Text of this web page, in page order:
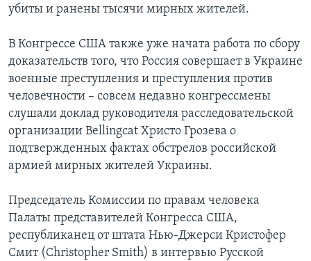
убиты и ранены тысячи мирных жителей.
В Конгрессе США также уже начата работа по сбору
доказательств того, что Россия совершает в Украине
военные преступления и преступления против
человечности – совсем недавно конгрессмены
слушали доклад руководителя расследовательской
организации Bellingcat Христо Грозева о
подтвержденных фактах обстрелов российской
армией мирных жителей Украины.
Председатель Комиссии по правам человека
Палаты представителей Конгресса США,
республиканец от штата Нью-Джерси Кристофер
Смит (Christopher Smith) в интервью Русской